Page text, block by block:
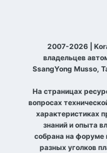
2007-2026 |
владельцев
SsangYong Musso,
На страницах
вопросах
характеристиках
знаний и опыта
собрана на форуме
разных уголков